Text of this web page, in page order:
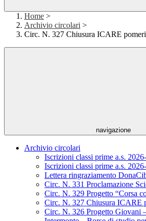
Home >
Archivio circolari >
Circ. N. 327 Chiusura ICARE
navigazione
Archivio circolari
Iscrizioni classi prime a.s.
Iscrizioni classi prime a.s.
Lettera ringraziamento
Circ. N. 331 Proclamazione
Circ. N. 329 Progetto “Corsa
Circ. N. 327 Chiusura ICARE
Circ. N. 326 Progetto Giovani